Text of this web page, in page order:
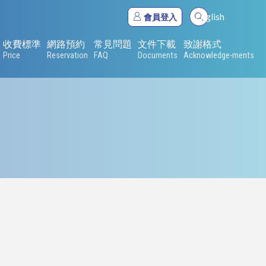
English
會員登入
收費標準
Price
網路預約
Reservation
常見問題
FAQ
文件下載
Documents
致謝格式
Acknowledge-ments